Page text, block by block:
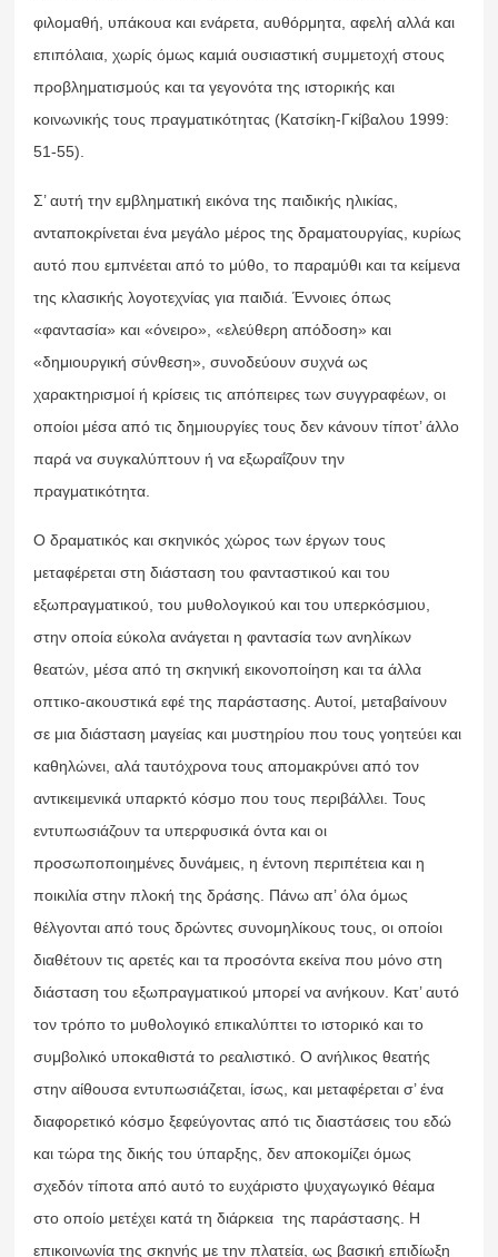
φιλομαθή, υπάκουα και ενάρετα, αυθόρμητα, αφελή αλλά και
επιπόλαια, χωρίς όμως καμιά ουσιαστική συμμετοχή στους
προβληματισμούς και τα γεγονότα της ιστορικής και
κοινωνικής τους πραγματικότητας (Κατσίκη-Γκίβαλου 1999:
51-55).
Σ’ αυτή την εμβληματική εικόνα της παιδικής ηλικίας,
ανταποκρίνεται ένα μεγάλο μέρος της δραματουργίας, κυρίως
αυτό που εμπνέεται από το μύθο, το παραμύθι και τα κείμενα
της κλασικής λογοτεχνίας για παιδιά. Έννοιες όπως
«φαντασία» και «όνειρο», «ελεύθερη απόδοση» και
«δημιουργική σύνθεση», συνοδεύουν συχνά ως
χαρακτηρισμοί ή κρίσεις τις απόπειρες των συγγραφέων, οι
οποίοι μέσα από τις δημιουργίες τους δεν κάνουν τίποτ’ άλλο
παρά να συγκαλύπτουν ή να εξωραΐζουν την
πραγματικότητα.
Ο δραματικός και σκηνικός χώρος των έργων τους
μεταφέρεται στη διάσταση του φανταστικού και του
εξωπραγματικού, του μυθολογικού και του υπερκόσμιου,
στην οποία εύκολα ανάγεται η φαντασία των ανηλίκων
θεατών, μέσα από τη σκηνική εικονοποίηση και τα άλλα
οπτικο-ακουστικά εφέ της παράστασης. Αυτοί, μεταβαίνουν
σε μια διάσταση μαγείας και μυστηρίου που τους γοητεύει και
καθηλώνει, αλά ταυτόχρονα τους απομακρύνει από τον
αντικειμενικά υπαρκτό κόσμο που τους περιβάλλει. Τους
εντυπωσιάζουν τα υπερφυσικά όντα και οι
προσωποποιημένες δυνάμεις, η έντονη περιπέτεια και η
ποικιλία στην πλοκή της δράσης. Πάνω απ’ όλα όμως
θέλγονται από τους δρώντες συνομηλίκους τους, οι οποίοι
διαθέτουν τις αρετές και τα προσόντα εκείνα που μόνο στη
διάσταση του εξωπραγματικού μπορεί να ανήκουν. Κατ’ αυτό
τον τρόπο το μυθολογικό επικαλύπτει το ιστορικό και το
συμβολικό υποκαθιστά το ρεαλιστικό. Ο ανήλικος θεατής
στην αίθουσα εντυπωσιάζεται, ίσως, και μεταφέρεται σ’ ένα
διαφορετικό κόσμο ξεφεύγοντας από τις διαστάσεις του εδώ
και τώρα της δικής του ύπαρξης, δεν αποκομίζει όμως
σχεδόν τίποτα από αυτό το ευχάριστο ψυχαγωγικό θέαμα
στο οποίο μετέχει κατά τη διάρκεια της παράστασης. Η
επικοινωνία της σκηνής με την πλατεία, ως βασική επιδίωξη